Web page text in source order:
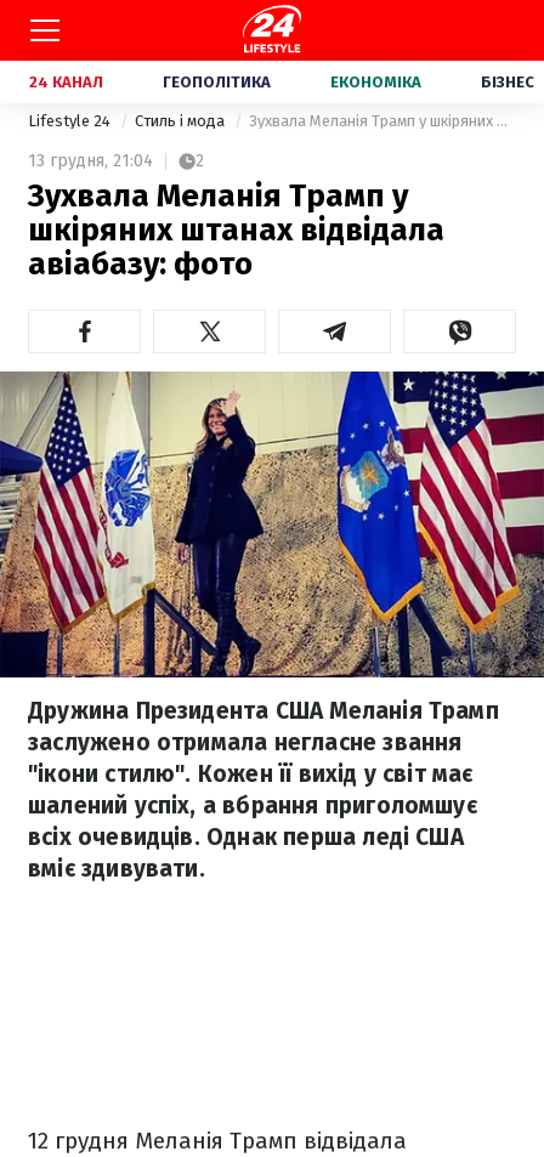
24 КАНАЛ ГЕОПОЛІТИКА ЕКОНОМІКА БІЗНЕС
Lifestyle 24 Стиль і мода Зухвала Меланія Трамп у шкіряних штанах відвідала авіабазу: фото
13 грудня, 21:04 2
Зухвала Меланія Трамп у
шкіряних штанах відвідала
авіабазу: фото
Дружина Президента США Меланія Трамп
заслужено отримала негласне звання
"ікони стилю". Кожен її вихід у світ має
шалений успіх, а вбрання приголомшує
всіх очевидців. Однак перша леді США
вміє здивувати.
12 грудня Меланія Трамп відвідала